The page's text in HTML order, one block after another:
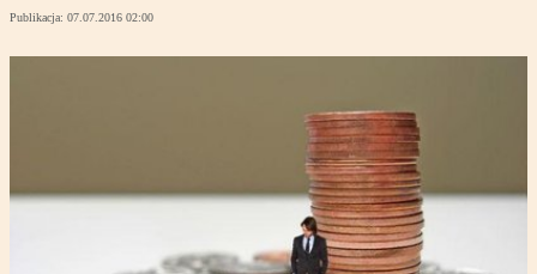
Publikacja: 07.07.2016 02:00